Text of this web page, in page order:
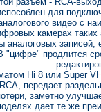
для
видео с
камерах
аналоговых
"цифре" продлится
Hi 8 или Super
передает
заметно
дает те же